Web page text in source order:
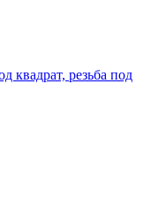
квадрат, резьба под